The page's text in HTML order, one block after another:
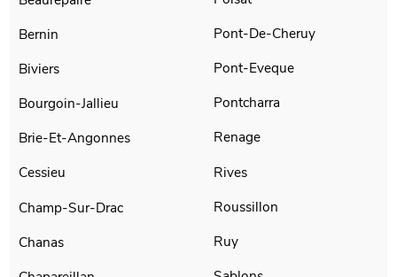
Bernin
Biviers
Bourgoin-Jallieu
Brie-Et-Angonnes
Cessieu
Champ-Sur-Drac
Chanas
Pont-De-Cheruy
Pont-Eveque
Pontcharra
Renage
Rives
Roussillon
Ruy